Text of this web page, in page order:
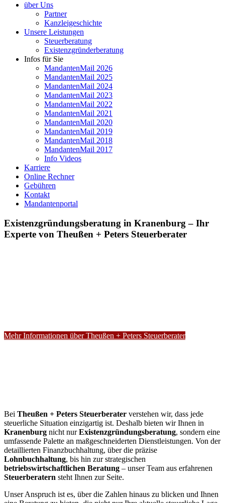
über Uns
Partner
Kanzleigeschichte
Unsere Leistungen
Steuerberatung
Existenzgründerberatung
Infos für Sie
MandantenMail 2026
MandantenMail 2025
MandantenMail 2024
MandantenMail 2023
MandantenMail 2022
MandantenMail 2021
MandantenMail 2020
MandantenMail 2019
MandantenMail 2018
MandantenMail 2017
Info Videos
Karriere
Online Rechner
Gebühren
Kontakt
Mandantenportal
Existenzgründungsberatung in Kranenburg – Ihr
Experte von Theußen + Peters Steuerberater
Mehr Informationen über Theußen + Peters Steuerberater
Bei Theußen + Peters Steuerberater verstehen wir, dass jede
steuerliche Situation einzigartig ist. Deshalb bieten wir Ihnen in
Kranenburg nicht nurExistenzgründungsberatung, sondern eine
umfassende Palette an maßgeschneiderten Dienstleistungen. Von der
detaillierten Finanzbuchhaltung, über die präzise
Lohnbuchhaltung, bis hin zur strategischen
betriebswirtschaftlichen Beratung – unser Team aus erfahrenen
Steuerberatern steht Ihnen zur Seite.
Unser Anspruch ist es, über die Zahlen hinaus zu blicken und Ihnen